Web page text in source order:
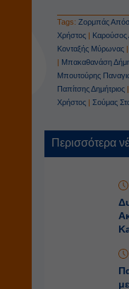
Tags: Ζορμπάς
Χρήστος| Καρούσος
Κονταξής Μύρωνας|
Μπακαθανάση
Μπουτούρης
Παπίτσης Δημήτριος|
Χρήστος| Σούμας
Περισσότερα